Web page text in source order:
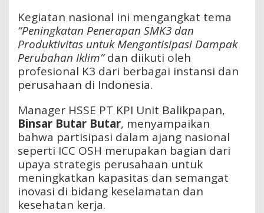
Kegiatan nasional ini mengangkat tema
“Peningkatan Penerapan SMK3 dan
Produktivitas untuk Mengantisipasi Dampak
Perubahan Iklim”dan diikuti oleh
profesional K3 dari berbagai instansi dan
perusahaan di Indonesia.
Manager HSSE PT KPI Unit Balikpapan,
Binsar Butar Butar, menyampaikan
bahwa partisipasi dalam ajang nasional
seperti ICC OSH merupakan bagian dari
upaya strategis perusahaan untuk
meningkatkan kapasitas dan semangat
inovasi di bidang keselamatan dan
kesehatan kerja.